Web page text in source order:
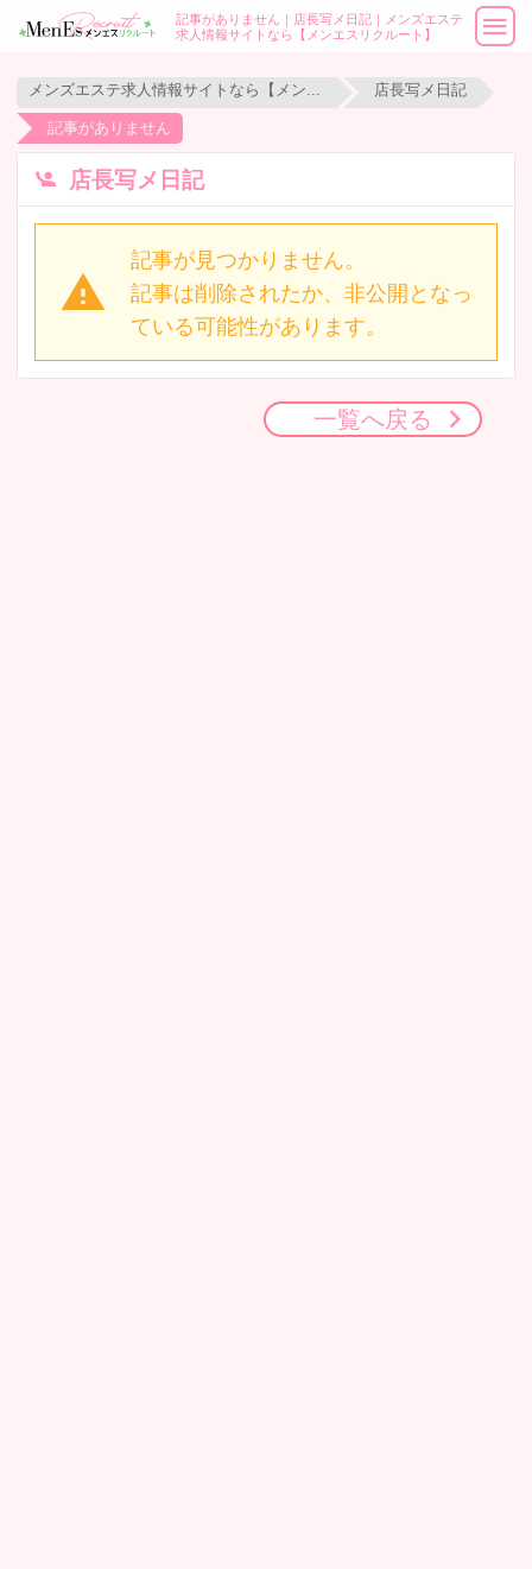
記事がありません｜店長写メ日記｜メンズエステ
求人情報サイトなら【メンエスリクルート】
店長写メ日記
記事がありません
店長写メ日記
記事が見つかりません。
記事は削除されたか、非公開となっ
ている可能性があります。
一覧へ戻る